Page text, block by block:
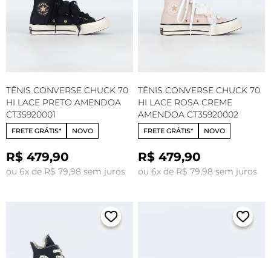
TÊNIS CONVERSE CHUCK 70
HI LACE PRETO AMENDOA
CT35920001
FRETE GRÁTIS* NOVO
R$ 479,90
ou 6x de R$ 79,98 sem juros
TÊNIS CONVERSE CHUCK 70
HI LACE ROSA CREME
AMENDOA CT35920002
FRETE GRÁTIS* NOVO
R$ 479,90
ou 6x de R$ 79,98 sem juros